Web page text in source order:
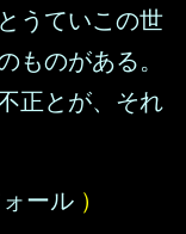
うていこの世
ものがある。
正とが、それ
ール ）